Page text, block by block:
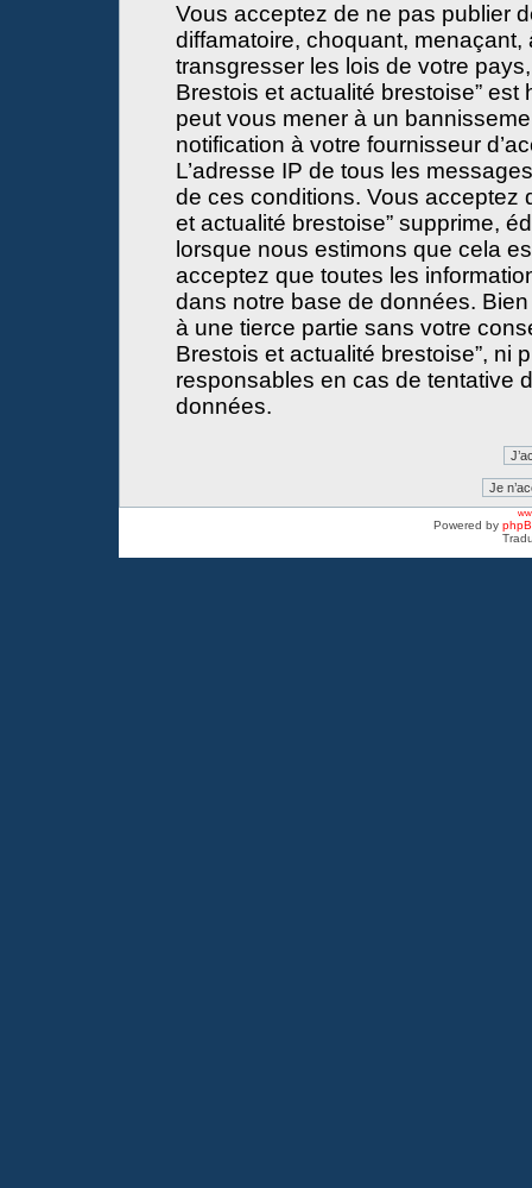
Vous acceptez de ne pas publier
diffamatoire, choquant,
transgresser les lois de votre
Brestois et actualité brestoise”
peut vous mener à un
notification à votre fournisseur
L’adresse IP de tous les
de ces conditions. Vous acceptez
et actualité brestoise” supprime,
lorsque nous estimons que cela
acceptez que toutes les
dans notre base de données.
à une tierce partie sans votre
Brestois et actualité brestoise”, ni
responsables en cas de tentative
données.
Powered by